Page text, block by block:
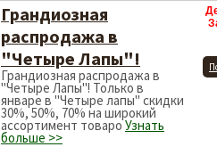
Грандиозная
распродажа в
"Четыре Лапы"!
Грандиозная распродажа в
"Четыре Лапы"! Только в
январе в "Четыре лапы" скидки
30%, 50%, 70% на широкий
ассортимент товароУзнать
больше >>